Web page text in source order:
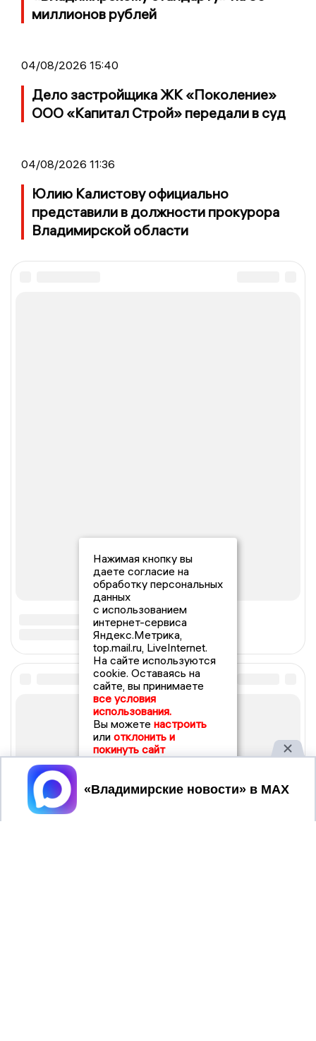
миллионов рублей
04/08/2026 15:40
Дело застройщика ЖК «Поколение»
ООО «Капитал Строй» передали в суд
04/08/2026 11:36
Юлию Калистову официально
представили в должности прокурора
Владимирской области
Нажимая кнопку вы
даете согласие на
обработку персональных
данных
с использованием
интернет-сервиса
Яндекс.Метрика,
top.mail.ru, LiveInternet.
На сайте используются
cookie. Оставаясь на
сайте, вы принимаете
все условия
использования.
Вы можете настроить
или отклонить и
покинуть сайт
Принять